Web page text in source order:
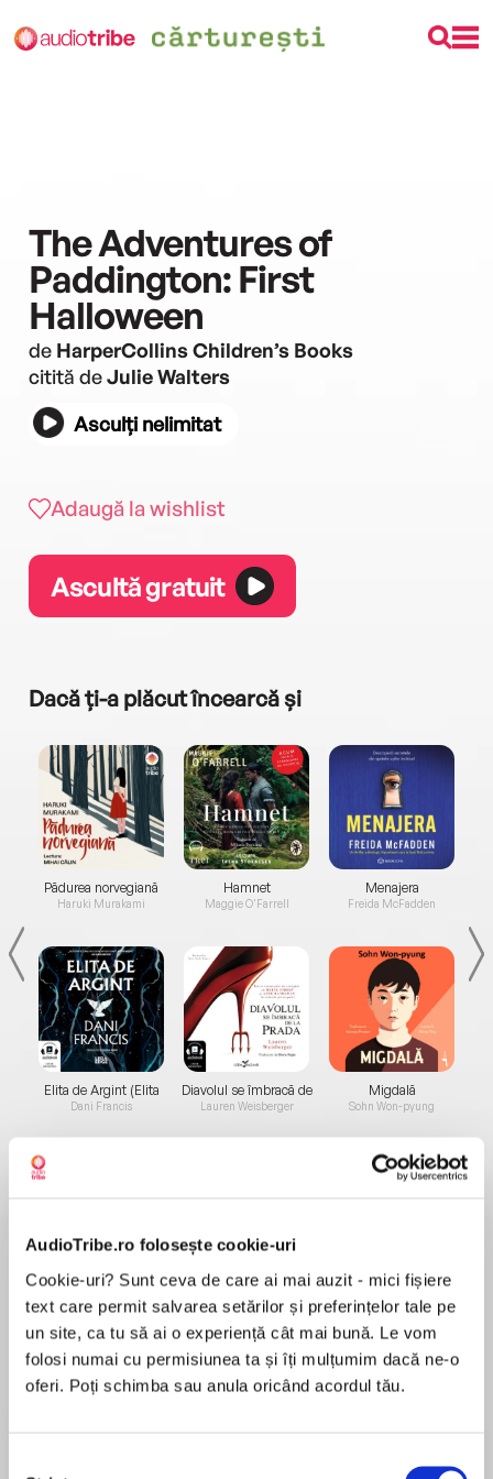
AudioTribe.ro folosește cookie-uri
Cookie-uri? Sunt ceva de care ai mai auzit - mici fișiere
text care permit salvarea setărilor și preferințelor tale pe
un site, ca tu să ai o experiență cât mai bună. Le vom
folosi numai cu permisiunea ta și îți mulțumim dacă ne-o
oferi. Poți schimba sau anula oricând acordul tău.
The Adventures of
Paddington: First
Halloween
de HarperCollins Children’s Books
citită deJulie Walters
Asculți nelimitat
Adaugă la wishlist
Ascultă gratuit
Dacă ți-a plăcut încearcă și
Pădurea norvegiană
Haruki Murakami
Elita de Argint (Elita
de...
Dani Francis
Hamnet
Maggie O'Farrell
Diavolul se îmbracă de
la...
Lauren Weisberger
Menajera
Freida McFadden
Migdală
Sohn Won-pyung
Despre carte
A hilarious Halloween story about the bear from
Peru, performed by Julie Walters, based on the
Emmy award-winning TV series – The
Adventures of Paddington.
MAI MULT